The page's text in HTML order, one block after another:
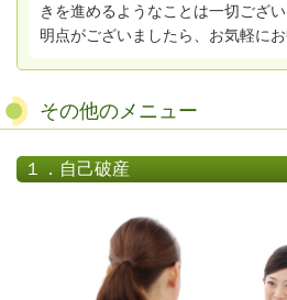
きを進めるようなことは一切ござ
明点がございましたら、お気軽にお
その他のメニュー
１．自己破産